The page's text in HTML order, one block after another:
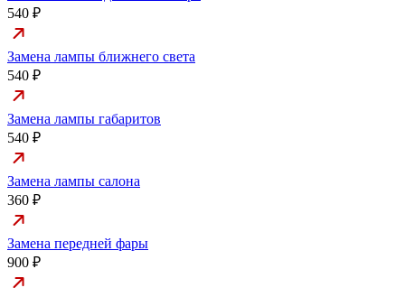
540 ₽
Замена лампы ближнего света
540 ₽
Замена лампы габаритов
540 ₽
Замена лампы салона
360 ₽
Замена передней фары
900 ₽